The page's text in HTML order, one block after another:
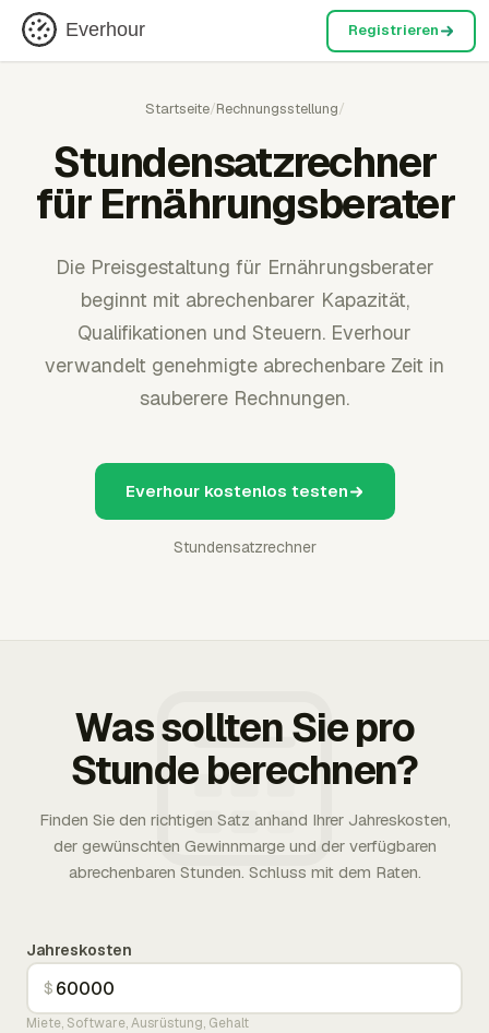
Everhour Registrieren
Startseite/Rechnungsstellung/
Stundensatzrechner
für Ernährungsberater
Die Preisgestaltung für Ernährungsberater
beginnt mit abrechenbarer Kapazität,
Qualifikationen und Steuern. Everhour
verwandelt genehmigte abrechenbare Zeit in
sauberere Rechnungen.
Everhour kostenlos testen
Stundensatzrechner
Was sollten Sie pro
Stunde berechnen?
Finden Sie den richtigen Satz anhand Ihrer Jahreskosten,
der gewünschten Gewinnmarge und der verfügbaren
abrechenbaren Stunden. Schluss mit dem Raten.
Jahreskosten
$
Miete, Software, Ausrüstung, Gehalt